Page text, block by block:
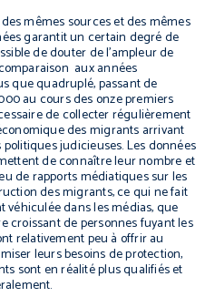
mêmes sources et des mêmes
garantit un certain degré de
de douter de l’ampleur de
aux années
que quadruplé, passant de
au cours des onze premiers
de collecter régulièrement
des migrants arrivant
judicieuses. Les données
de connaître leur nombre et
de rapports médiatiques sur les
des migrants, ce qui ne fait
véhiculée dans les médias, que
croissant de personnes fuyant les
relativement peu à offrir au
leurs besoins de protection,
sont en réalité plus qualifiés et